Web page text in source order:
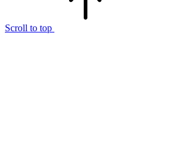
Scroll to top